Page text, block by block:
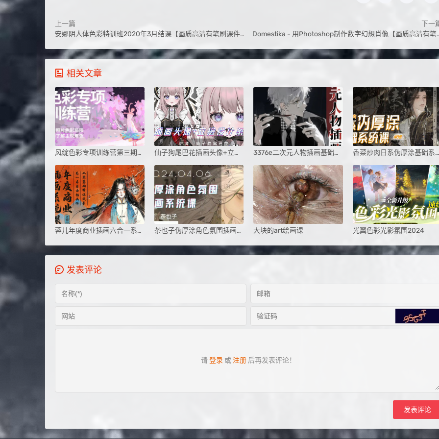
上一篇
安娜阴人体色彩特训班2020年3月结课【画质高清有笔刷课件】
下一
Domestika - 用Photoshop制作数字幻想肖像【画质高清有笔刷】
相关文章
风绽色彩专项训练营第三期2024 仙子狗尾巴花插画头像+立绘设计系统课第1期 3376e二次元人物插画基础班课程 香菜炒肉日系伪厚涂基础系统课第3期
蓉儿年度商业插画六合一系统课 茶也子伪厚涂角色氛围插画系统课第2期2024 大块的art绘画课 光翼色彩光影氛围2024
发表评论
请登录 或 注册 后再发表评论！